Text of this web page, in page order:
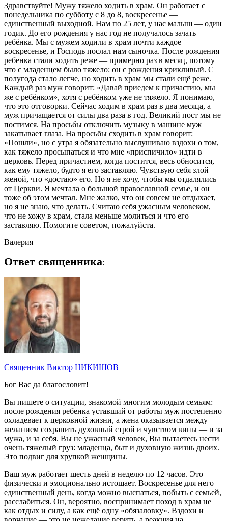
Здравствуйте! Мужу тяжело ходить в храм. Он работает с
понедельника по субботу с 8 до 8, воскресенье —
единственный выходной. Нам по 25 лет, у нас малыш — один
годик. До его рождения у нас год не получалось зачать
ребёнка. Мы с мужем ходили в храм почти каждое
воскресенье, и Господь послал нам сыночка. После рождения
ребенка стали ходить реже — примерно раз в месяц, потому
что с младенцем было тяжело: он с рождения крикливый. С
полугода стало легче, но ходить в храм мы стали ещё реже.
Каждый раз муж говорит: «Давай приедем к причастию, мы
же с ребёнком», хотя с ребёнком уже не тяжело. Я понимаю,
что это отговорки. Сейчас ходим в храм раз в два месяца, а
муж причащается от силы два раза в год. Великий пост мы не
постимся. На просьбы отключить музыку в машине муж
закатывает глаза. На просьбы сходить в храм говорит:
«Пошли», но с утра я обязательно выслушиваю вздохи о том,
как тяжело просыпаться и что мне «приспичило» идти в
церковь. Перед причастием, когда постится, весь обносится,
как ему тяжело, будто я его заставляю. Чувствую себя злой
женой, что «достаю» его. Но я не хочу, чтобы мы отдалялись
от Церкви. Я мечтала о большой православной семье, и он
тоже об этом мечтал. Мне жалко, что он совсем не отдыхает,
но я не знаю, что делать. Считаю себя ужасным человеком,
что не хожу в храм, стала меньше молиться и что его
заставляю. Помогите советом, пожалуйста.
Валерия
Ответ священника:
Священник Виктор НИКИШОВ
Бог Вас да благословит!
Вы пишете о ситуации, знакомой многим молодым семьям:
после рождения ребенка уставший от работы муж постепенно
охладевает к церковной жизни, а жена оказывается между
желанием сохранить духовный строй и чувством вины — и за
мужа, и за себя. Вы не ужасный человек, Вы пытаетесь нести
очень тяжелый груз: младенца, быт и духовную жизнь двоих.
Это подвиг для хрупкой женщины.
Ваш муж работает шесть дней в неделю по 12 часов. Это
физически и эмоционально истощает. Воскресенье для него —
единственный день, когда можно выспаться, побыть с семьей,
расслабиться. Он, вероятно, воспринимает поход в храм не
как отдых и силу, а как ещё одну «обязаловку». Вздохи и